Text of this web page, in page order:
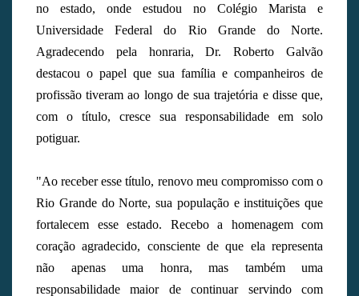
no estado, onde estudou no Colégio Marista e
Universidade Federal do Rio Grande do Norte.
Agradecendo pela honraria, Dr. Roberto Galvão
destacou o papel que sua família e companheiros de
profissão tiveram ao longo de sua trajetória e disse que,
com o título, cresce sua responsabilidade em solo
potiguar.
"Ao receber esse título, renovo meu compromisso com o
Rio Grande do Norte, sua população e instituições que
fortalecem esse estado. Recebo a homenagem com
coração agradecido, consciente de que ela representa
não apenas uma honra, mas também uma
responsabilidade maior de continuar servindo com